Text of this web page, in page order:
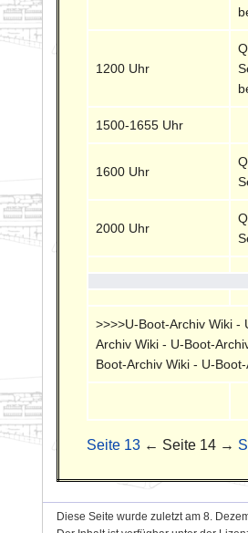
1200 Uhr
1500-1655 Uhr
1600 Uhr
2000 Uhr
>>>>U-Boot-Archiv Wiki -
Archiv Wiki - U-Boot-
Boot-Archiv Wiki - U-
Seite 13 ← Seite 14 →
Diese Seite wurde zuletzt am 8.